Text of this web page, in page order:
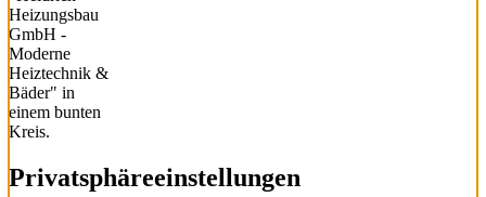
Privatsphäre­einstellungen